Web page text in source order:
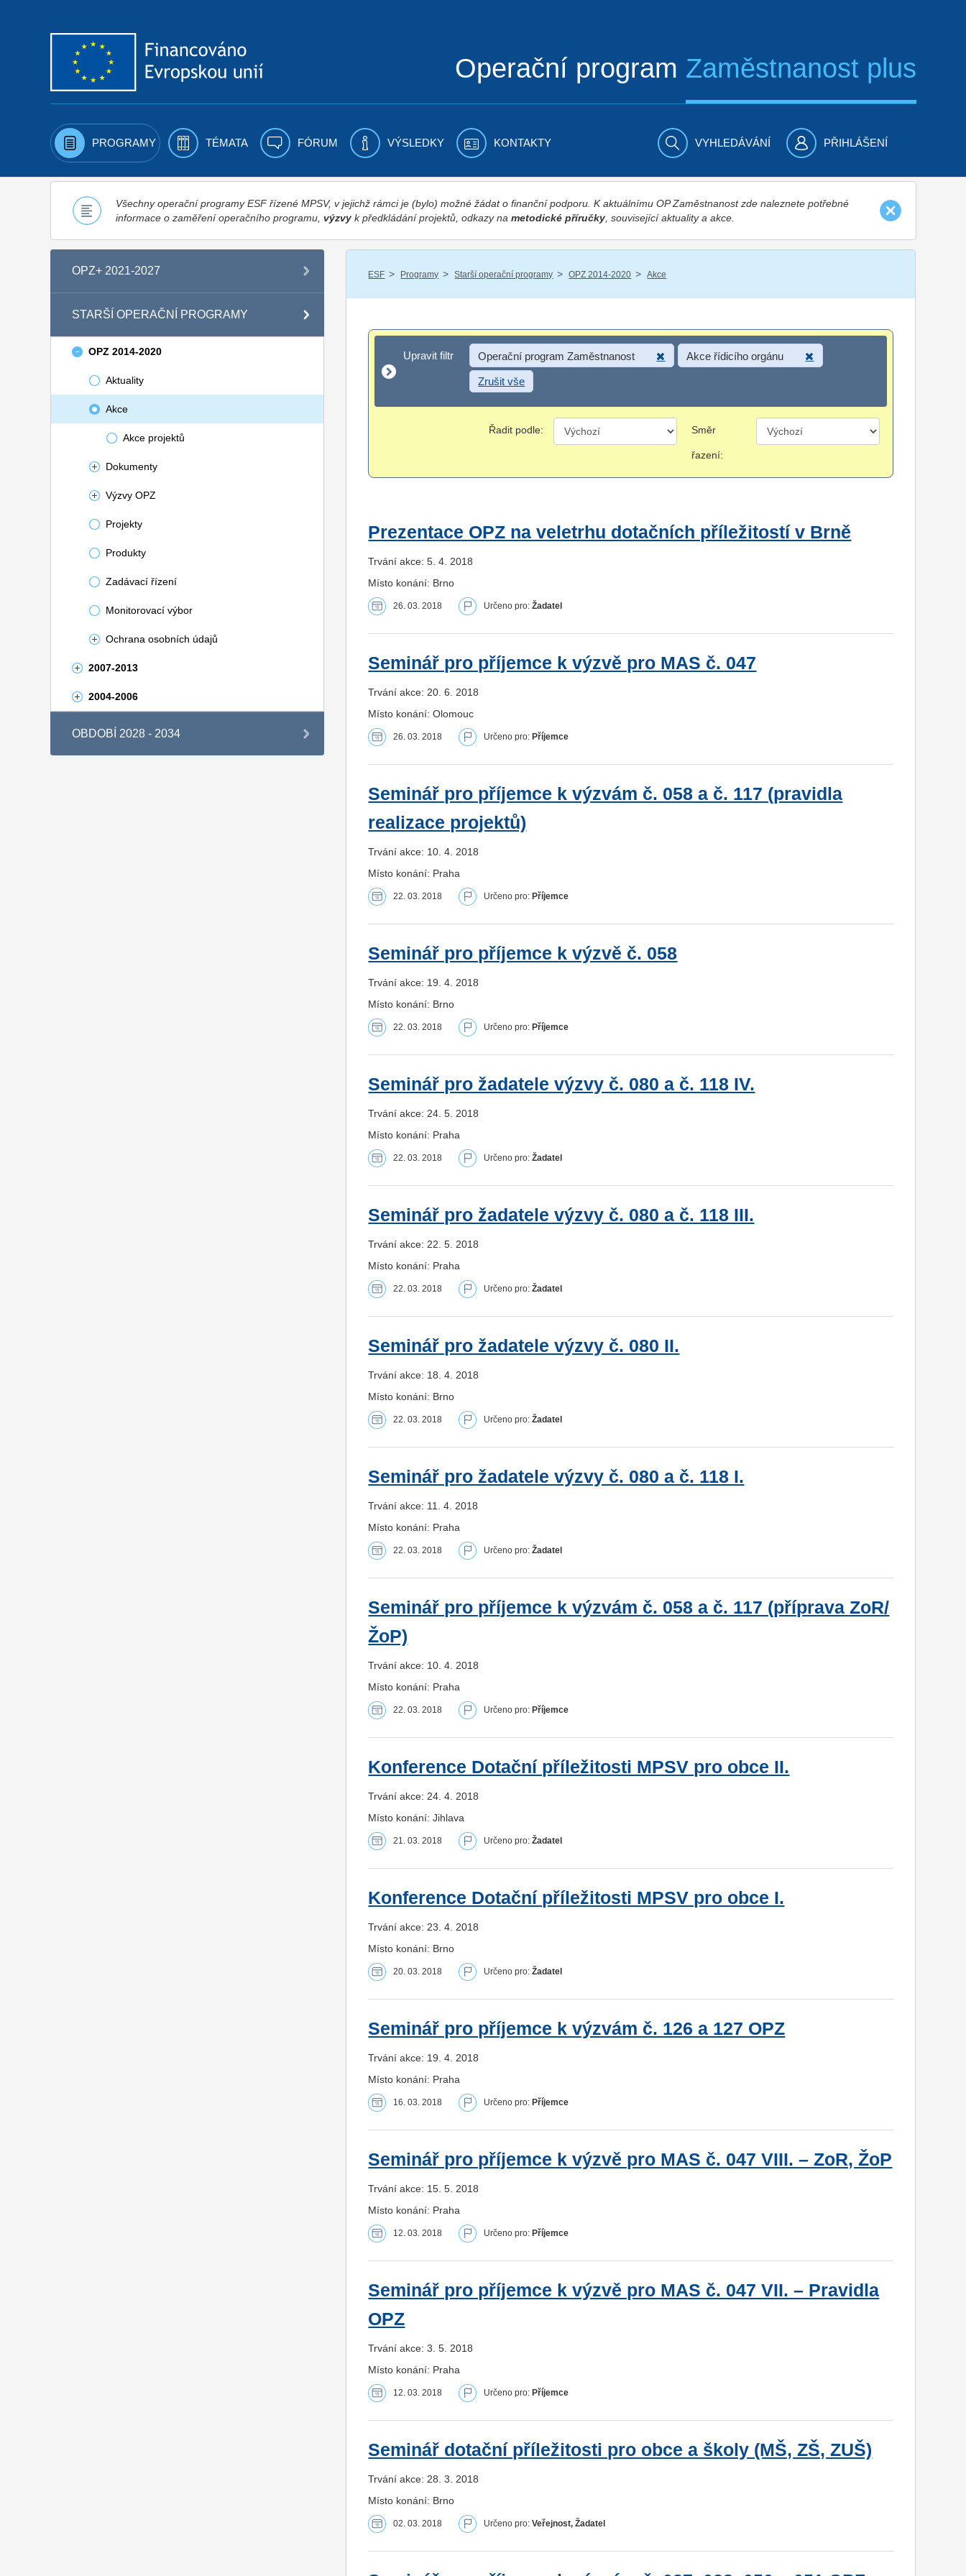
Operační program Zaměstnanost plus
PROGRAMY TÉMATA FÓRUM VÝSLEDKY KONTAKTY VYHLEDÁVÁNÍ PŘIHLÁŠENÍ
Všechny operační programy ESF řízené MPSV, v jejichž rámci je (bylo) možné žádat o finanční podporu. K aktuálnímu OP Zaměstnanost zde naleznete potřebné
informace o zaměření operačního programu, výzvyk předkládání projektů, odkazy na metodické příručky, související aktuality a akce.
OPZ+ 2021-2027
STARŠÍ OPERAČNÍ PROGRAMY
OPZ 2014-2020
Aktuality
Akce
Akce projektů
Dokumenty
Výzvy OPZ
Projekty
Produkty
Zadávací řízení
Monitorovací výbor
Ochrana osobních údajů
2007-2013
2004-2006
OBDOBÍ 2028 - 2034
ESF / Programy / Starší operační programy / OPZ 2014-2020 / Akce
Upravit filtr
Upravit filtr Operační program Zaměstnanost Akce řídicího orgánu
Zrušit vše
Řadit podle: Směr
řazení:
Prezentace OPZ na veletrhu dotačních příležitostí v Brně
Trvání akce: 5. 4. 2018
Místo konání: Brno
26. 03. 2018 Určeno pro:Žadatel
Seminář pro příjemce k výzvě pro MAS č. 047
Trvání akce: 20. 6. 2018
Místo konání: Olomouc
26. 03. 2018 Určeno pro:Příjemce
Seminář pro příjemce k výzvám č. 058 a č. 117 (pravidla
realizace projektů)
Trvání akce: 10. 4. 2018
Místo konání: Praha
22. 03. 2018 Určeno pro:Příjemce
Seminář pro příjemce k výzvě č. 058
Trvání akce: 19. 4. 2018
Místo konání: Brno
22. 03. 2018 Určeno pro:Příjemce
Seminář pro žadatele výzvy č. 080 a č. 118 IV.
Trvání akce: 24. 5. 2018
Místo konání: Praha
22. 03. 2018 Určeno pro:Žadatel
Seminář pro žadatele výzvy č. 080 a č. 118 III.
Trvání akce: 22. 5. 2018
Místo konání: Praha
22. 03. 2018 Určeno pro:Žadatel
Seminář pro žadatele výzvy č. 080 II.
Trvání akce: 18. 4. 2018
Místo konání: Brno
22. 03. 2018 Určeno pro:Žadatel
Seminář pro žadatele výzvy č. 080 a č. 118 I.
Trvání akce: 11. 4. 2018
Místo konání: Praha
22. 03. 2018 Určeno pro:Žadatel
Seminář pro příjemce k výzvám č. 058 a č. 117 (příprava ZoR/
ŽoP)
Trvání akce: 10. 4. 2018
Místo konání: Praha
22. 03. 2018 Určeno pro:Příjemce
Konference Dotační příležitosti MPSV pro obce II.
Trvání akce: 24. 4. 2018
Místo konání: Jihlava
21. 03. 2018 Určeno pro:Žadatel
Konference Dotační příležitosti MPSV pro obce I.
Trvání akce: 23. 4. 2018
Místo konání: Brno
20. 03. 2018 Určeno pro:Žadatel
Seminář pro příjemce k výzvám č. 126 a 127 OPZ
Trvání akce: 19. 4. 2018
Místo konání: Praha
16. 03. 2018 Určeno pro:Příjemce
Seminář pro příjemce k výzvě pro MAS č. 047 VIII. – ZoR, ŽoP
Trvání akce: 15. 5. 2018
Místo konání: Praha
12. 03. 2018 Určeno pro:Příjemce
Seminář pro příjemce k výzvě pro MAS č. 047 VII. – Pravidla
OPZ
Trvání akce: 3. 5. 2018
Místo konání: Praha
12. 03. 2018 Určeno pro:Příjemce
Seminář dotační příležitosti pro obce a školy (MŠ, ZŠ, ZUŠ)
Trvání akce: 28. 3. 2018
Místo konání: Brno
02. 03. 2018 Určeno pro:Veřejnost, Žadatel